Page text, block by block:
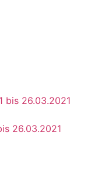
26.03.2021